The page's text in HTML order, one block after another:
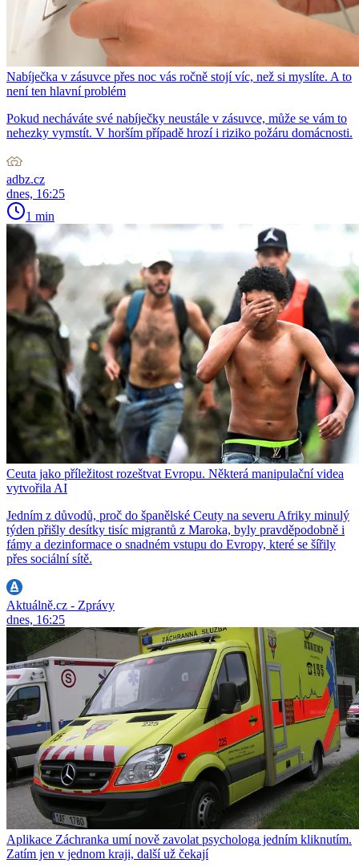
Nabíječka v zásuvce přes noc vás ročně stojí víc, než si myslíte. A to
není ten hlavní problém
Pokud necháváte své nabíječky neustále v zásuvce, může se vám to
nehezky vymstít. V horším případě hrozí i riziko požáru domácnosti.
adbz.cz
dnes, 16:25
1 min
Ceuta jako příležitost rozeštvat Evropu. Některá manipulační videa
vytvořila AI
Jedním z důvodů, proč do španělské Ceuty na severu Afriky minulý
týden přišly desítky tisíc migrantů z Maroka, byly pravděpodobně i
fámy a dezinformace o snadném vstupu do Evropy, které se šířily
přes sociální sítě.
Aktuálně.cz - Zprávy
dnes, 16:25
Aplikace Záchranka umí nově zavolat psychologa jedním kliknutím.
Zatím jen v jednom kraji, další už čekají